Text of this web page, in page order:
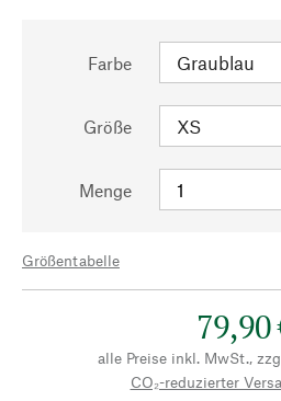
Farbe
Größe
Menge
Größentabelle
79,90
alle Preise inkl. MwSt.,
CO₂-reduzierter